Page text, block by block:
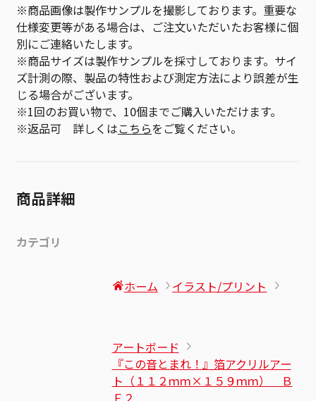
※商品画像は製作サンプルを撮影しております。重要な
仕様変更等がある場合は、ご注文いただいたお客様に個
別にご連絡いたします。
※商品サイズは製作サンプルを採寸しております。サイ
ズ計測の際、製品の特性および測定方法により誤差が生
じる場合がございます。
※1回のお買い物で、10個までご購入いただけます。
※返品可 詳しくはこちらをご覧ください。
商品詳細
カテゴリ
ホーム イラスト/プリント
アートボード
『この音とまれ！』箔アクリルアー
ト（１１２ｍｍ×１５９ｍｍ） Ｂ
Ｆ２